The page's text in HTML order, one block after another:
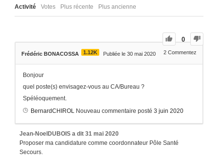
Activité Votes Plus récente Plus ancienne
0
Frédéric BONACOSSA 1.12K Publiée le 30 mai 2020 2 Commentez
Bonjour
quel poste(s) envisagez-vous au CA/Bureau ?
Spéléoquement.
BernardCHIROL Nouveau commentaire posté 3 juin 2020
Jean-NoelDUBOIS a dit 31 mai 2020
Proposer ma candidature comme coordonnateur Pôle Santé
Secours.